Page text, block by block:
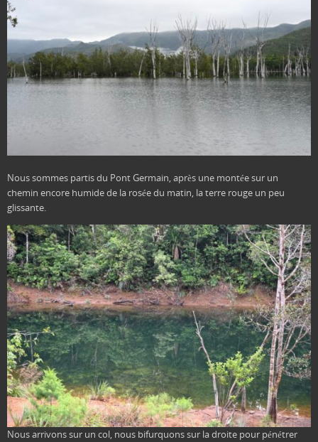
Nous sommes partis du Pont Germain, après une montée sur un
chemin encore humide de la rosée du matin, la terre rouge un peu
glissante.
Nous arrivons sur un col, nous bifurquons sur la droite pour pénétrer